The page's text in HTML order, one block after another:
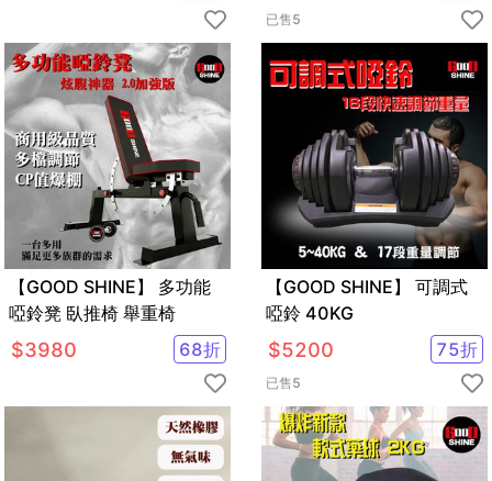
已售5
【GOOD SHINE】 多功能
啞鈴凳 臥推椅 舉重椅
$3980 68折
【GOOD SHINE】 可調式
啞鈴 40KG
$5200 75折
已售5